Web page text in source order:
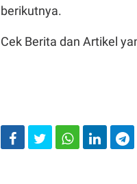
berikutnya.
Cek Berita dan Artikel